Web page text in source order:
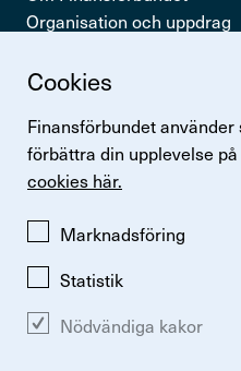
Cookies
Finansförbundet
förbättra din upplevelse
cookies här.
Marknadsföring
Statistik
Nödvändiga kakor
Organisation och uppdrag
Snabb­länkar
Logga in
Lönestatistik
Finansförbundets
Perspektiv
Ändra inställningar för kakor